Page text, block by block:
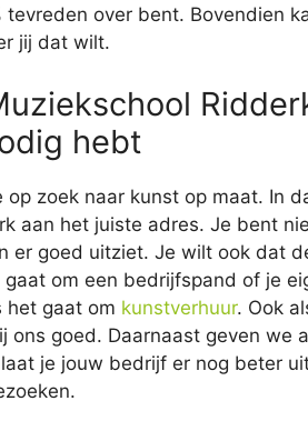
over bent. Bovendien
jij dat wilt.
hebt
zoek naar kunst op maat. In
aan het juiste adres. Je bent
er goed uitziet. Je wilt ook dat
om een bedrijfspand of je
het gaat om kunstverhuur. Ook
goed. Daarnaast geven we
je jouw bedrijf er nog beter